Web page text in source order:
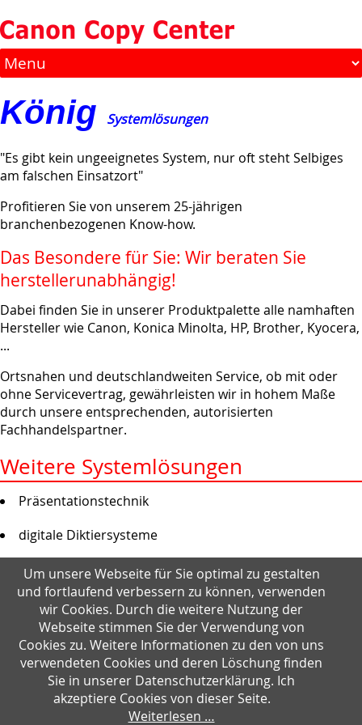
König Systemlösungen
"Es gibt kein ungeeignetes System, nur oft steht Selbiges
am falschen Einsatzort"
Profitieren Sie von unserem 25-jährigen
branchenbezogenen Know-how.
Das Besondere für Sie: Wir beraten Sie
herstellerunabhängig!
Dabei finden Sie in unserer Produktpalette alle namhaften
Hersteller wie Canon, Konica Minolta, HP, Brother, Kyocera,
...
Ortsnahen und deutschlandweiten Service, ob mit oder
ohne Servicevertrag, gewährleisten wir in hohem Maße
durch unsere entsprechenden, autorisierten
Fachhandelspartner.
Weitere Systemlösungen
Präsentationstechnik
digitale Diktiersysteme
Schneidesysteme
Aktenvernichter
Endverarbeitungsprodukte
Um unsere Webseite für Sie optimal zu gestalten
und fortlaufend verbessern zu können, verwenden
wir Cookies. Durch die weitere Nutzung der
Webseite stimmen Sie der Verwendung von
Cookies zu. Weitere Informationen zu den von uns
verwendeten Cookies und deren Löschung finden
Sie in unserer Datenschutzerklärung. Ich
akzeptiere Cookies von dieser Seite.
Weiterlesen …